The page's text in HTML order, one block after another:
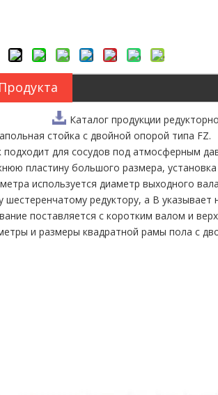
Каталог продукции
стойка с двойной опорой типа FZ.
подходит для сосудов под атмосферным
пластину большого размера,
используется диаметр выходного
шестеренчатому редуктору, а B
поставляется с коротким валом и
и размеры квадратной рамы пола с